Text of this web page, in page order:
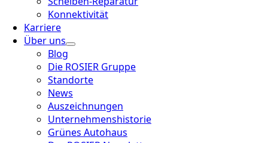
Konnektivität
Karriere
Über uns
Blog
Die ROSIER Gruppe
Standorte
News
Auszeichnungen
Unternehmenshistorie
Grünes Autohaus